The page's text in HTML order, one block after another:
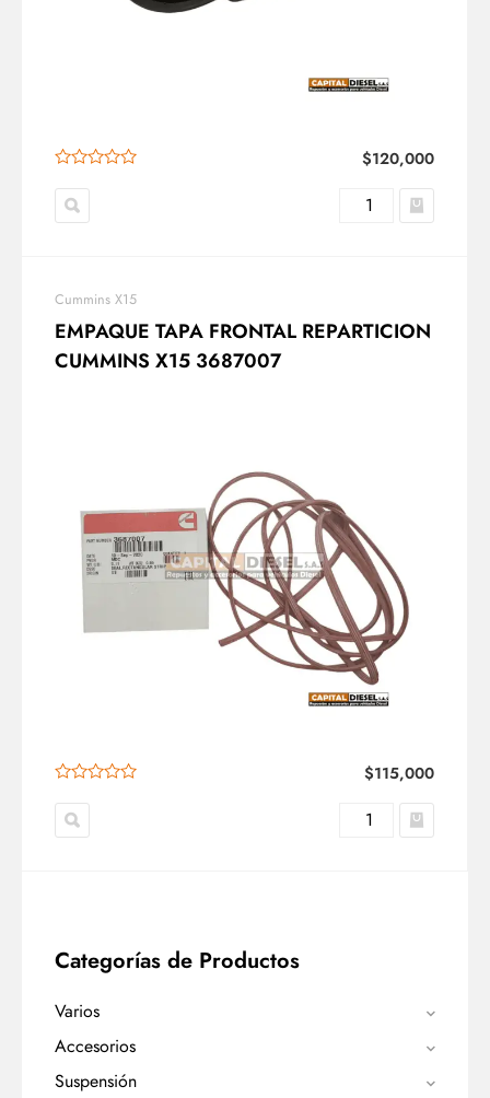
$120,000
Cummins X15
EMPAQUE TAPA FRONTAL REPARTICION
CUMMINS X15 3687007
$115,000
Categorías de Productos
Varios
Accesorios
Suspensión